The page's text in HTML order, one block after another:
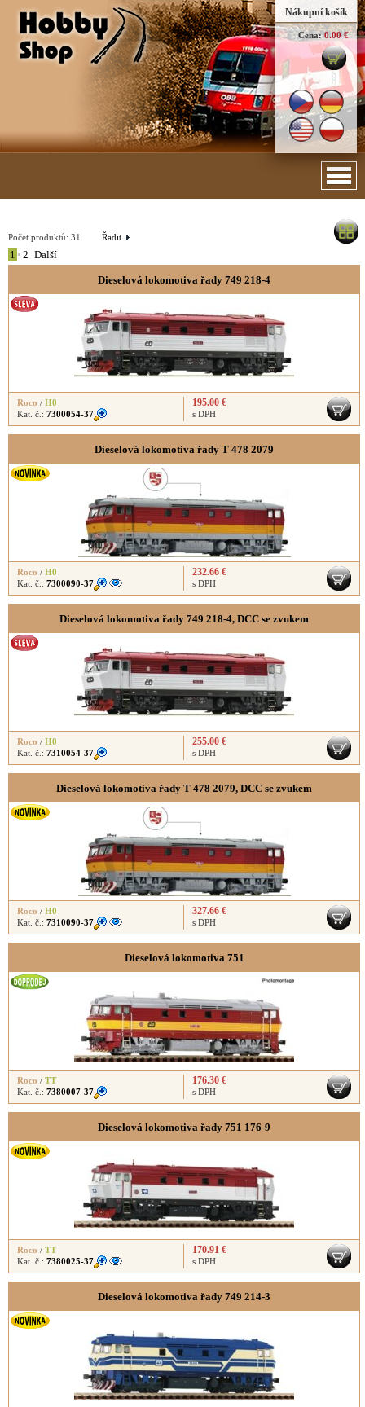
Nákupní košík
Cena: 0.00 €
Řadit
Počet produktů: 31
1 • 2 Další
Dieselová lokomotiva řady 749 218-4
Roco / H0
Kat. č.: 7300054-37
195.00 €
s DPH
Dieselová lokomotiva řady T 478 2079
Roco / H0
Kat. č.: 7300090-37
232.66 €
s DPH
Dieselová lokomotiva řady 749 218-4, DCC se zvukem
Roco / H0
Kat. č.: 7310054-37
255.00 €
s DPH
Dieselová lokomotiva řady T 478 2079, DCC se zvukem
Roco / H0
Kat. č.: 7310090-37
327.66 €
s DPH
Dieselová lokomotiva 751
Roco / TT
Kat. č.: 7380007-37
176.30 €
s DPH
Dieselová lokomotiva řady 751 176-9
Roco / TT
Kat. č.: 7380025-37
170.91 €
s DPH
Dieselová lokomotiva řady 749 214-3